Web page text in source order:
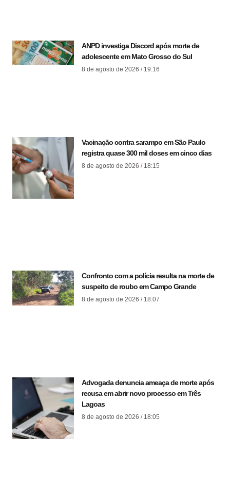
ANPD investiga Discord após morte de
adolescente em Mato Grosso do Sul
8 de agosto de 2026 19:16
Vacinação contra sarampo em São Paulo
registra quase 300 mil doses em cinco dias
8 de agosto de 2026 18:15
Confronto com a polícia resulta na morte de
suspeito de roubo em Campo Grande
8 de agosto de 2026 18:07
Advogada denuncia ameaça de morte após
recusa em abrir novo processo em Três
Lagoas
8 de agosto de 2026 18:05